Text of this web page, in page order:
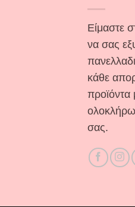
Είμαστε
να σας
κάθε
προϊόντα
σας.